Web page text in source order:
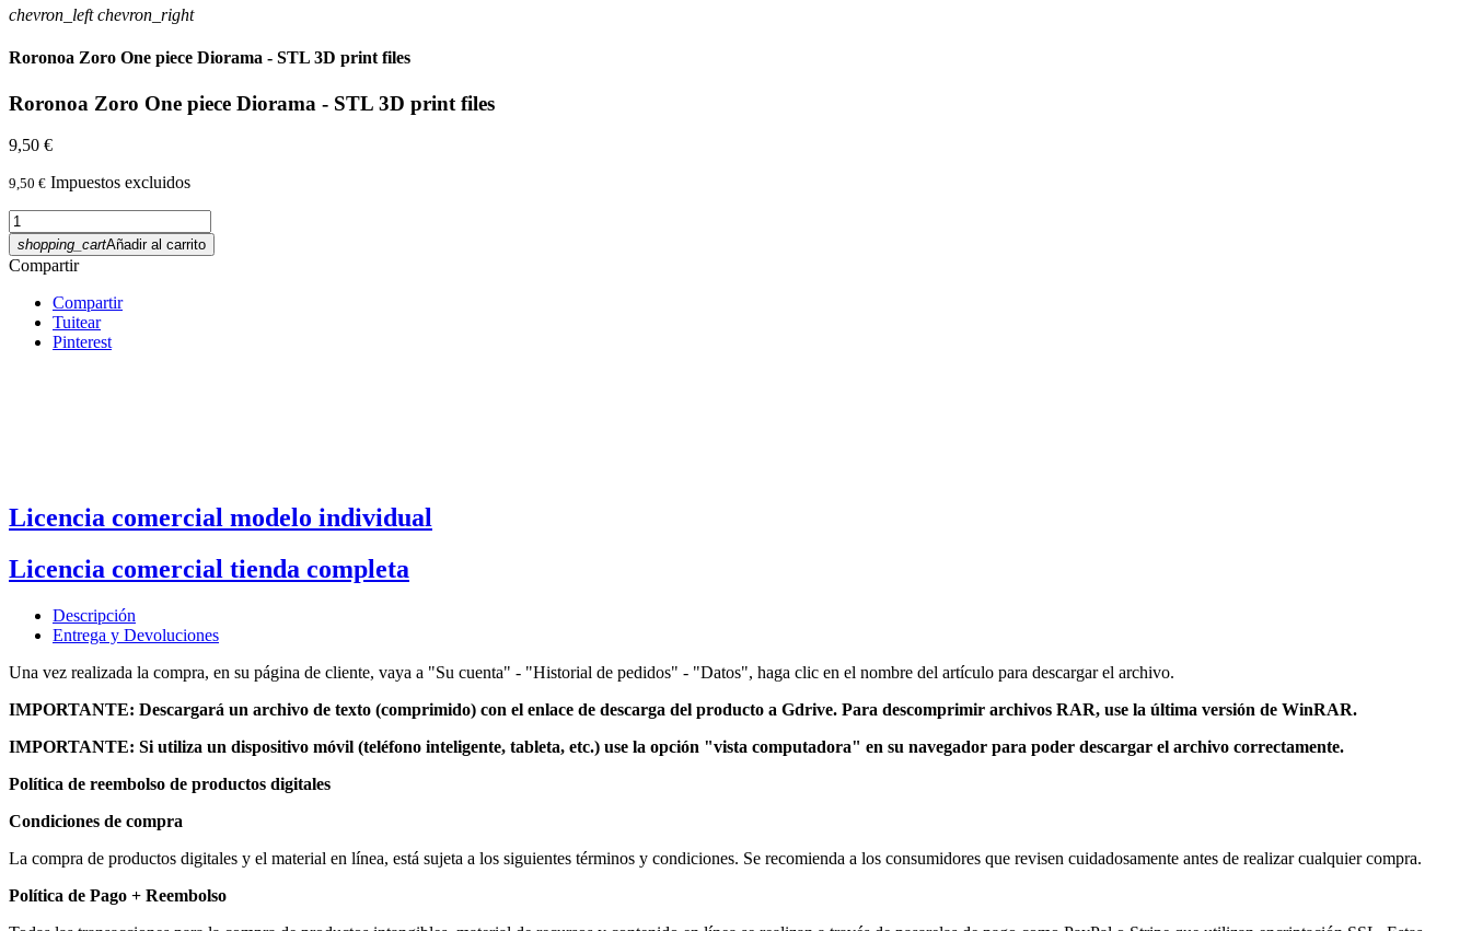
chevron_left chevron_right
Roronoa Zoro One piece Diorama - STL 3D print files
Roronoa Zoro One piece Diorama - STL 3D print files
9,50 €
9,50 € Impuestos excluidos
shopping_cartAñadir al carrito
Compartir
Compartir
Tuitear
Pinterest
Licencia comercial modelo individual
Licencia comercial tienda completa
Descripción
Entrega y Devoluciones
Una vez realizada la compra, en su página de cliente, vaya a "Su cuenta" - "Historial de pedidos" - "Datos", haga clic en el nombre del artículo para descargar el archivo.
IMPORTANTE: Descargará un archivo de texto (comprimido) con el enlace de descarga del producto a Gdrive. Para descomprimir archivos RAR, use la última versión de WinRAR.
IMPORTANTE: Si utiliza un dispositivo móvil (teléfono inteligente, tableta, etc.) use la opción "vista computadora" en su navegador para poder descargar el archivo correctamente.
Política de reembolso de productos digitales
Condiciones de compra
La compra de productos digitales y el material en línea, está sujeta a los siguientes términos y condiciones. Se recomienda a los consumidores que revisen cuidadosamente antes de realizar cualquier compra.
Política de Pago + Reembolso